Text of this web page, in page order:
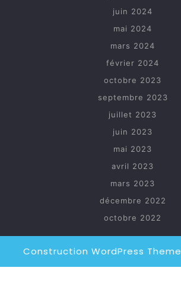
juin 2024
mai 2024
mars 2024
février 2024
octobre 2023
septembre 2023
juillet 2023
juin 2023
mai 2023
avril 2023
mars 2023
décembre 2022
octobre 2022
Construction WordPress Theme